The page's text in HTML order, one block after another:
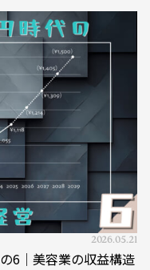
2026.05.21
6｜美容業の収益構造